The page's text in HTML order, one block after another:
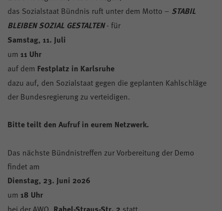
das Sozialstaat Bündnis ruft unter dem Motto – STABIL
BLEIBEN SOZIAL GESTALTEN- für
Samstag, 11. Juli
um 11 Uhr
auf dem Festplatz in Karlsruhe
dazu auf, den Sozialstaat gegen die geplanten Kahlschläge
der Bundesregierung zu verteidigen.
Bitte teilt den Aufruf in eurem Netzwerk.
Das nächste Bündnistreffen zur Vorbereitung der Demo
findet am
Dienstag, 23. Juni 2026
um 18 Uhr
bei der AWO, statt.